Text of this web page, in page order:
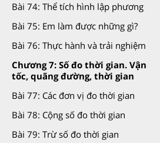
Bài 74: Thể tích hình lập phương
Bài 75: Em làm được những gì?
Bài 76: Thực hành và trải nghiệm
Chương 7: Số đo thời gian. Vận
tốc, quãng đường, thời gian
Bài 77: Các đơn vị đo thời gian
Bài 78: Cộng số đo thời gian
Bài 79: Trừ số đo thời gian